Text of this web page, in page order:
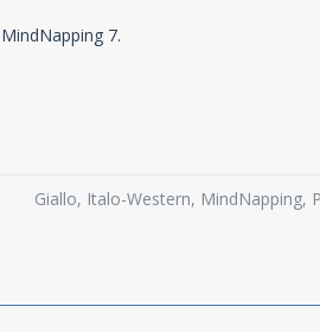
7.
Giallo, Italo-Western, MindNapping,